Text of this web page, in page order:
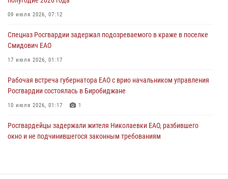
Росгвардейцы задержали гражданина за хулиганство и попытку
29 июля 2026, 01:05
09 июля 2026, 07:12
Спецназ Росгвардии задержал подозреваемого в краже в поселке
Смидович ЕАО
17 июля 2026, 01:17
Рабочая встреча губернатора ЕАО с врио начальником управления
Росгвардии состоялась в Биробиджане
10 июля 2026, 01:17 1
Росгвардейцы задержали жителя Николаевки ЕАО, разбившего
окно и не подчинившегося законным требованиям